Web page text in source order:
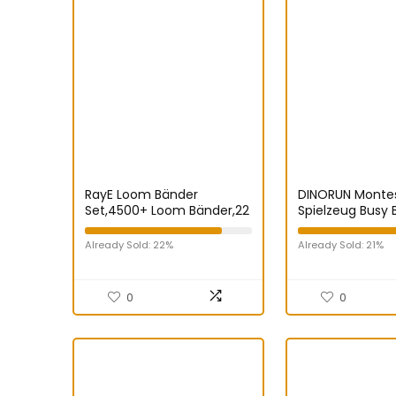
RayE Loom Bänder
Set,4500+ Loom Bänder,22
Farben Loops Gummis mit
Loom Bänder Zubehör für
Geschenk für Mädchen
Jungs
Already Sold: 22%
0
DINORUN
Spielzeug Busy
Holzspielzeug
Lernspielzeug
Kinder ab 2 3 4
Already Sold: 21%
0